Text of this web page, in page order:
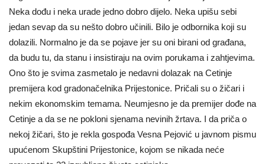
Neka dođu i neka urade jedno dobro dijelo. Neka upišu sebi
jedan sevap da su nešto dobro učinili. Bilo je odbornika koji su
dolazili. Normalno je da se pojave jer su oni birani od građana,
da budu tu, da stanu i insistiraju na ovim porukama i zahtjevima.
Ono što je svima zasmetalo je nedavni dolazak na Cetinje
premijera kod gradonačelnika Prijestonice. Pričali su o žičari i
nekim ekonomskim temama. Neumjesno je da premijer dođe na
Cetinje a da se ne pokloni sjenama nevinih žrtava. I da priča o
nekoj žičari, što je rekla gospođa Vesna Pejović u javnom pismu
upućenom Skupštini Prijestonice, kojom se nikada neće